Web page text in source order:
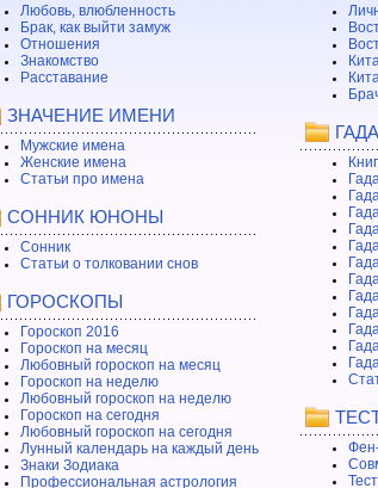
Любовь, влюбленность
Брак, как выйти замуж
Отношения
Знакомство
Расставание
ЗНАЧЕНИЕ ИМЕНИ
Мужские имена
Женские имена
Статьи про имена
СОННИК ЮНОНЫ
Сонник
Статьи о толковании снов
ГОРОСКОПЫ
Гороскоп 2016
Гороскоп на месяц
Любовный гороскоп на месяц
Гороскоп на неделю
Любовный гороскоп на неделю
Гороскоп на сегодня
Любовный гороскоп на сегодня
Лунный календарь на каждый день
Знаки Зодиака
Профессиональная астрология